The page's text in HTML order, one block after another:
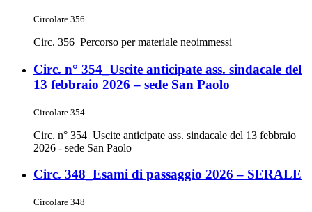
Circolare 356
Circ. 356_Percorso per materiale neoimmessi
Circ. n° 354_Uscite anticipate ass. sindacale del
13 febbraio 2026 – sede San Paolo
Circolare 354
Circ. n° 354_Uscite anticipate ass. sindacale del 13 febbraio
2026 - sede San Paolo
Circ. 348_Esami di passaggio 2026 – SERALE
Circolare 348